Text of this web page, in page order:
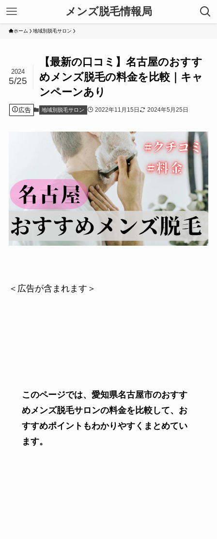
メンズ脱毛情報局
ホーム 地域別脱毛サロン
【最新の口コミ】名古屋のおすす
めメンズ脱毛の料金を比較｜キャ
ンペーンあり
2024
5/25
広告 地域別脱毛サロン 2022年11月15日 2024年5月25日
＜広告が含まれます＞
このページでは、愛知県名古屋市のおすす
めメンズ脱毛サロンの料金を比較して、お
すすめポイントもわかりやすくまとめてい
ます。